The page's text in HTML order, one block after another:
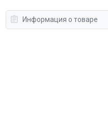
Информация о товаре